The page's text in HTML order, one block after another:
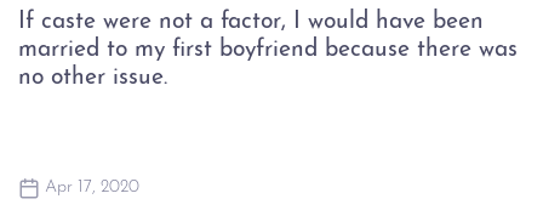
If caste were not a factor, I would have been
married to my first boyfriend because there was
no other issue.
Apr 17, 2020